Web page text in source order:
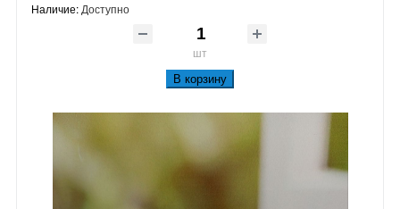
Наличие:Доступно
шт
В корзину